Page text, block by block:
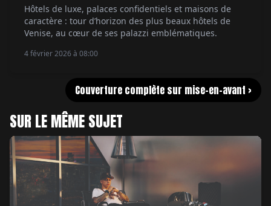
Hôtels de luxe, palaces confidentiels et maisons de
caractère : tour d’horizon des plus beaux hôtels de
Venise, au cœur de ses palazzi emblématiques.
4 février 2026 à 08:00
Couverture complète sur mise-en-avant >
SUR LE MÊME SUJET